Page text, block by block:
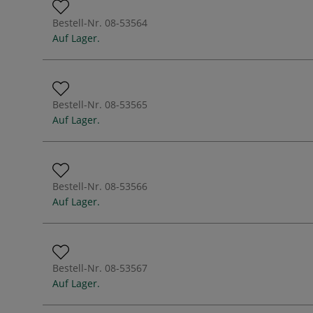
Bestell-Nr. 08-53564
Auf Lager.
Bestell-Nr. 08-53565
Auf Lager.
Bestell-Nr. 08-53566
Auf Lager.
Bestell-Nr. 08-53567
Auf Lager.